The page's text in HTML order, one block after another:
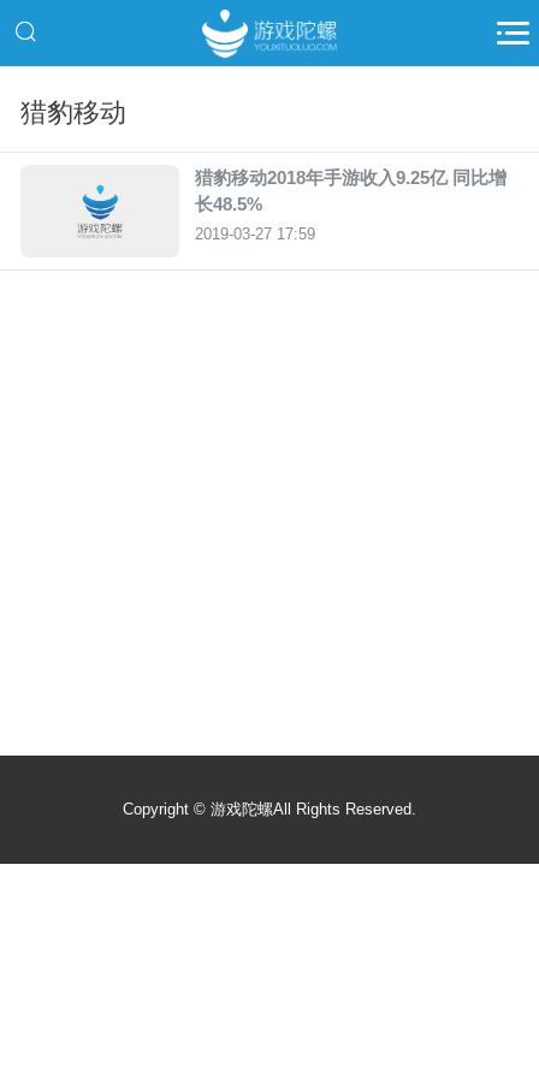
猎豹移动
猎豹移动2018年手游收入9.25亿 同比增
长48.5%
2019-03-27 17:59
Copyright © 游戏陀螺All Rights Reserved.